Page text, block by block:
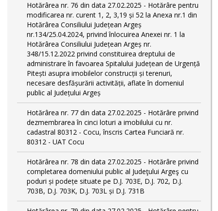
Hotărârea nr. 76 din data 27.02.2025 - Hotărâre pentru
modificarea nr. curent 1, 2, 3,19 și 52 la Anexa nr.1 din
Hotărârea Consiliului Județean Argeș
nr.134/25.04.2024, privind înlocuirea Anexei nr. 1 la
Hotărârea Consiliului Județean Argeș nr.
348/15.12.2022 privind constituirea dreptului de
administrare în favoarea Spitalului Județean de Urgență
Pitești asupra imobilelor construcții și terenuri,
necesare desfășurării activității, aflate în domeniul
public al Județului Argeș
Hotărârea nr. 77 din data 27.02.2025 - Hotărâre privind
dezmembrarea în cinci loturi a imobilului cu nr.
cadastral 80312 - Cocu, înscris Cartea Funciară nr.
80312 - UAT Cocu
Hotărârea nr. 78 din data 27.02.2025 - Hotărâre privind
completarea domeniului public al Judeţului Argeş cu
poduri și podețe situate pe D.J. 703E, D.J. 702, D.J.
703B, D.J. 703K, D.J. 703L și D.J. 731B